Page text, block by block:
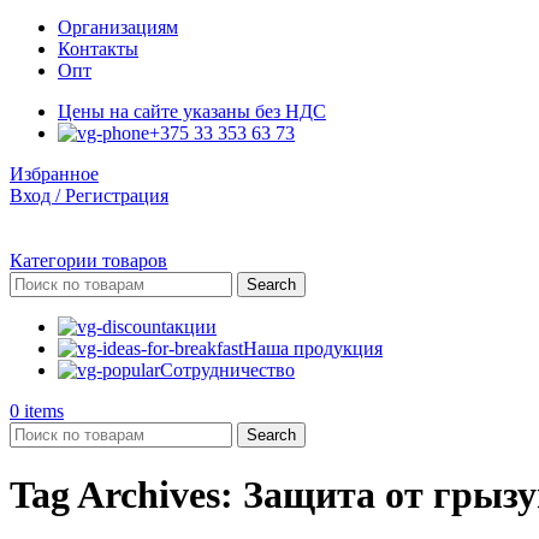
Организациям
Контакты
Опт
Цены на сайте указаны без НДС
+375 33 353 63 73
Избранное
Вход / Регистрация
Категории товаров
Search
акции
Наша продукция
Сотрудничество
0 items
Search
Tag Archives: Защита от